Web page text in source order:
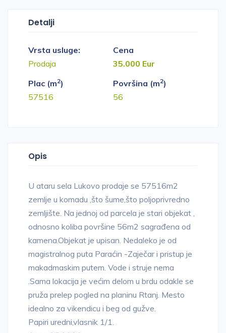
Detalji
Vrsta usluge:
Prodaja
Cena
35.000 Eur
Plac (m2)
57516
Površina (m2)
56
Opis
U ataru sela Lukovo prodaje se 57516m2
zemlje u komadu ,što šume,što poljoprivredno
zemljište. Na jednoj od parcela je stari objekat ,
odnosno koliba površine 56m2 sagrađena od
kamena.Objekat je upisan. Nedaleko je od
magistralnog puta Paraćin -Zaječar i pristup je
makadmaskim putem. Vode i struje nema
.Sama lokacija je većim delom u brdu odakle se
pruža prelep pogled na planinu Rtanj. Mesto
idealno za vikendicu i beg od gužve.
Papiri uredni,vlasnik 1/1.